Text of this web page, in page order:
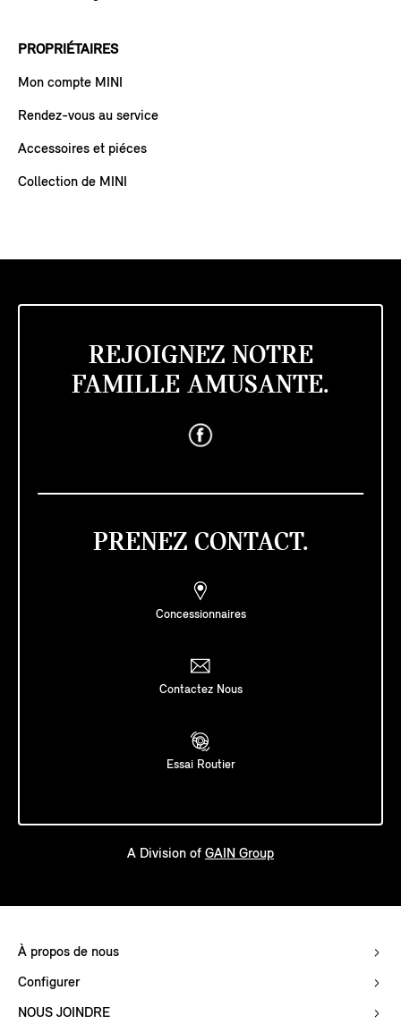
PROPRIÉTAIRES
Mon compte MINI
Rendez-vous au service
Accessoires et piéces
Collection de MINI
REJOIGNEZ NOTRE
FAMILLE AMUSANTE.
PRENEZ CONTACT.
Concessionnaires
Contactez Nous
Essai Routier
A Division of GAIN Group
À propos de nous
Configurer
NOUS JOINDRE